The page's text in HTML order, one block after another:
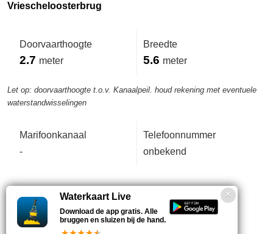
Vriescheloosterbrug
Doorvaarthoogte
2.7 meter
Breedte
5.6 meter
Let op: doorvaarthoogte t.o.v. Kanaalpeil. houd rekening met eventuele
waterstandwisselingen
Marifoonkanaal
-
Telefoonnummer
onbekend
Beheerder
Waterkaart Live
Download de app gratis. Alle
bruggen en sluizen bij de hand.